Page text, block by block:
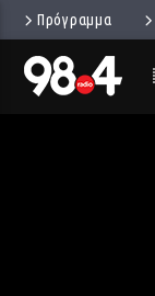
Πρόγραμμα